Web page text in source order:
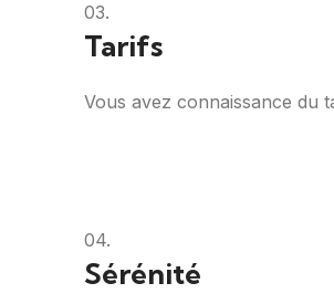
03.
Tarifs
Vous avez connaissance du
04.
Sérénité